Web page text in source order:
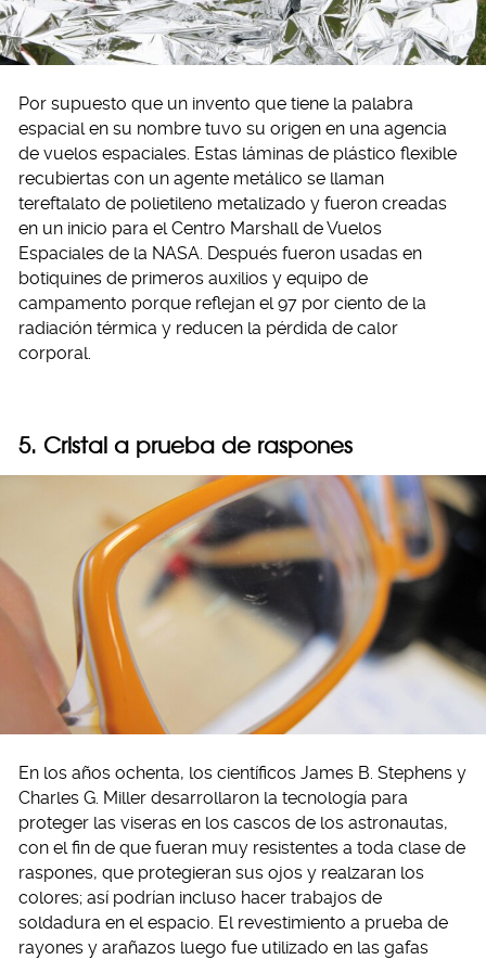
Por supuesto que un invento que tiene la palabra
espacial en su nombre tuvo su origen en una agencia
de vuelos espaciales. Estas láminas de plástico flexible
recubiertas con un agente metálico se llaman
tereftalato de polietileno metalizado y fueron creadas
en un inicio para el Centro Marshall de Vuelos
Espaciales de la NASA. Después fueron usadas en
botiquines de primeros auxilios y equipo de
campamento porque reflejan el 97 por ciento de la
radiación térmica y reducen la pérdida de calor
corporal.
5. Cristal a prueba de raspones
En los años ochenta, los científicos James B. Stephens y
Charles G. Miller desarrollaron la tecnología para
proteger las viseras en los cascos de los astronautas,
con el fin de que fueran muy resistentes a toda clase de
raspones, que protegieran sus ojos y realzaran los
colores; así podrían incluso hacer trabajos de
soldadura en el espacio. El revestimiento a prueba de
rayones y arañazos luego fue utilizado en las gafas